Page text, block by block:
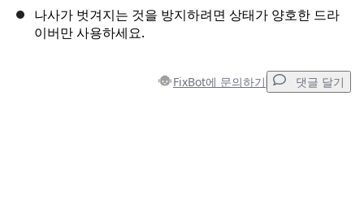
나사가 벗겨지는 것을 방지하려면 상태가 양호한 드라
이버만 사용하세요.
FixBot에 문의하기 댓글 달기